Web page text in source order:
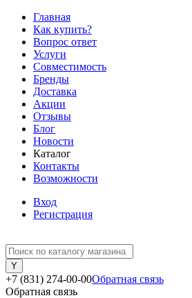
Главная
Как купить?
Вопрос ответ
Услуги
Совместимость
Бренды
Доставка
Акции
Отзывы
Блог
Новости
Каталог
Контакты
Возможности
Вход
Регистрация
+7 (831) 274-00-00Обратная связь
Обратная связь